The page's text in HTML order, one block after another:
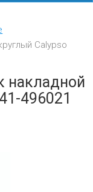
Calypso
накладной
496021